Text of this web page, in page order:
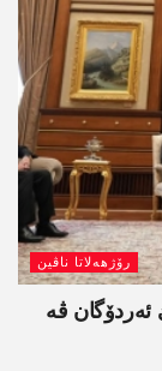
رۆژھەلاتا ناڤین
ئەردۆگان ڤە